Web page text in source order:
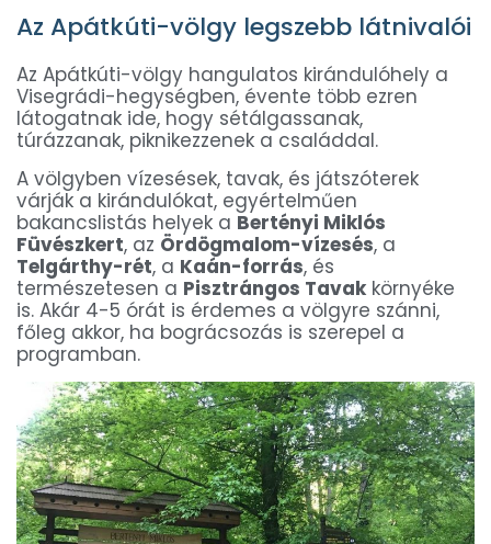
Az Apátkúti-völgy legszebb látnivalói
Az Apátkúti-völgy hangulatos kirándulóhely a
Visegrádi-hegységben, évente több ezren
látogatnak ide, hogy sétálgassanak,
túrázzanak, piknikezzenek a családdal.
A völgyben vízesések, tavak, és játszóterek
várják a kirándulókat, egyértelműen
bakancslistás helyek a Bertényi Miklós
Füvészkert, az Ördögmalom-vízesés, a
Telgárthy-rét, a Kaán-forrás, és
természetesen a Pisztrángos Tavak környéke
is. Akár 4-5 órát is érdemes a völgyre szánni,
főleg akkor, ha bográcsozás is szerepel a
programban.